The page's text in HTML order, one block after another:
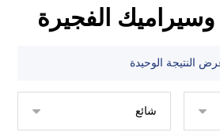
الفجيرة
النتيجة الوحيدة